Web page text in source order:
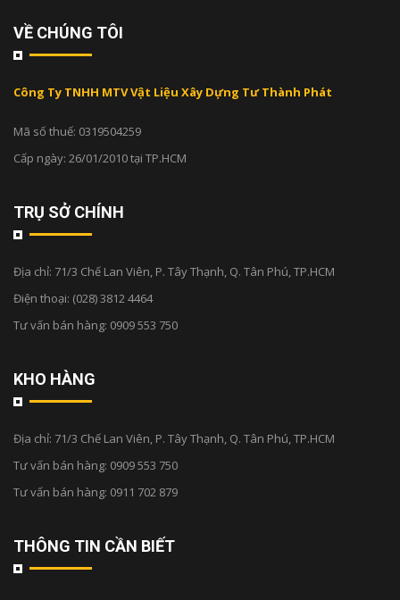
VỀ CHÚNG TÔI
Công Ty TNHH MTV Vật Liệu Xây Dựng Tư Thành Phát
Mã số thuế: 0319504259
Cấp ngày: 26/01/2010 tại TP.HCM
TRỤ SỞ CHÍNH
Địa chỉ: 71/3 Chế Lan Viên, P. Tây Thạnh, Q. Tân Phú, TP.HCM
Điện thoại: (028) 3812 4464
Tư vấn bán hàng: 0909 553 750
KHO HÀNG
Địa chỉ: 71/3 Chế Lan Viên, P. Tây Thạnh, Q. Tân Phú, TP.HCM
Tư vấn bán hàng: 0909 553 750
Tư vấn bán hàng: 0911 702 879
THÔNG TIN CẦN BIẾT